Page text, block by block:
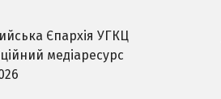
Єпархія УГКЦ
медіаресурс